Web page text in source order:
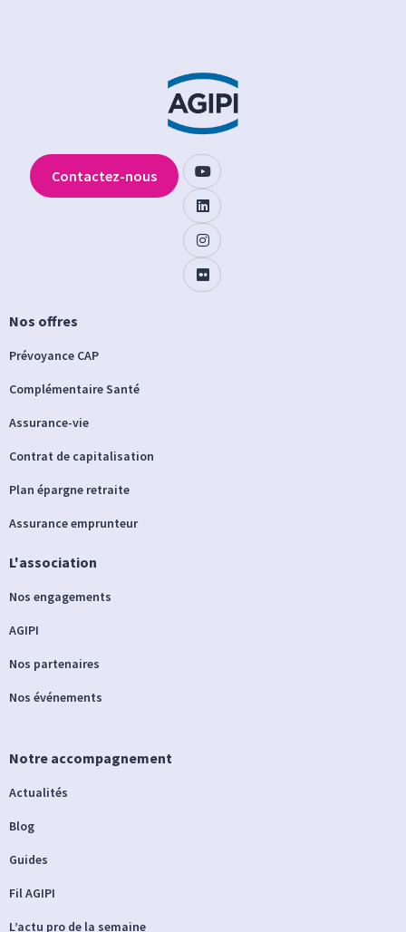
Nos offres
Prévoyance CAP
Complémentaire Santé
Assurance-vie
Contrat de capitalisation
Plan épargne retraite
Assurance emprunteur
L'association
Nos engagements
AGIPI
Nos partenaires
Nos événements
Notre accompagnement
Actualités
Blog
Guides
Fil AGIPI
L’actu pro de la semaine
Contactez-nous